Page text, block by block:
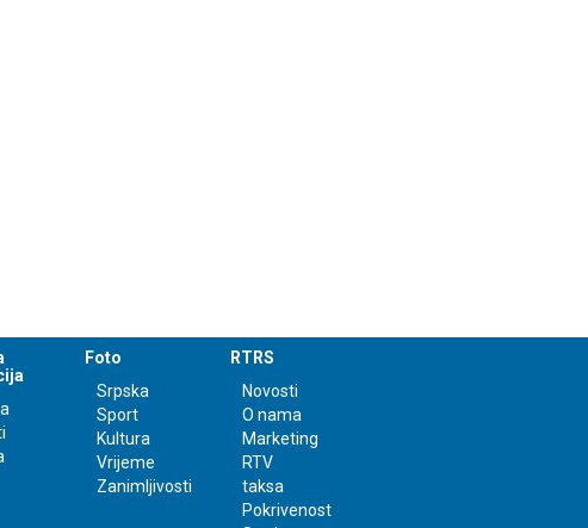
Foto
Srpska
Sport
Kultura
Vrijeme
Zanimljivosti
RTRS
Novosti
O nama
Marketing
RTV
taksa
Pokrivenost